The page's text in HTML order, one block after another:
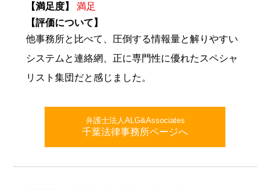
【満足度】
満足
【評価について】
他事務所と比べて、圧倒する情報量と解りやすい
システムと連絡網、正に専門性に優れたスペシャ
リスト集団だと感じました。
弁護士法人ALG&Associates
千葉法律事務所ページへ